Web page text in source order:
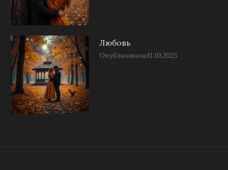
Любовь
Опубликовано11.10.2025